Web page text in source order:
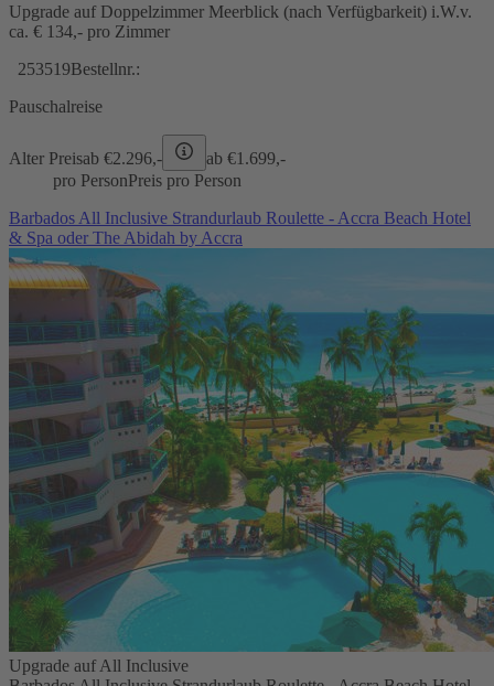
Upgrade auf Doppelzimmer Meerblick (nach Verfügbarkeit) i.W.v.
ca. € 134,- pro Zimmer
253519Bestellnr.:
Pauschalreise
Alter Preisab €2.296,- ab €1.699,-
pro PersonPreis pro Person
Barbados All Inclusive Strandurlaub Roulette - Accra Beach Hotel
& Spa oder The Abidah by Accra
Upgrade auf All Inclusive